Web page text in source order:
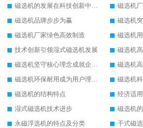
磁选机的发展在科技创新中成为焦点
磁选机品牌步步为赢
磁选机
磁选机厂家绿色高效制造
技术创新引领湿式磁选机发展
磁选机坚守核心理念成就企业辉煌
磁选机环保耐用成为用户理想选择
磁选机
磁选机的结构特点
湿式磁选机技术进步
磁选机
永磁浮选机的特点及分类
干式磁